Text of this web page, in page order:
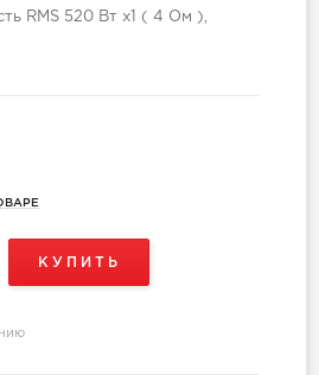
RMS 520 Вт х1 ( 4 Ом ),
КУПИТЬ